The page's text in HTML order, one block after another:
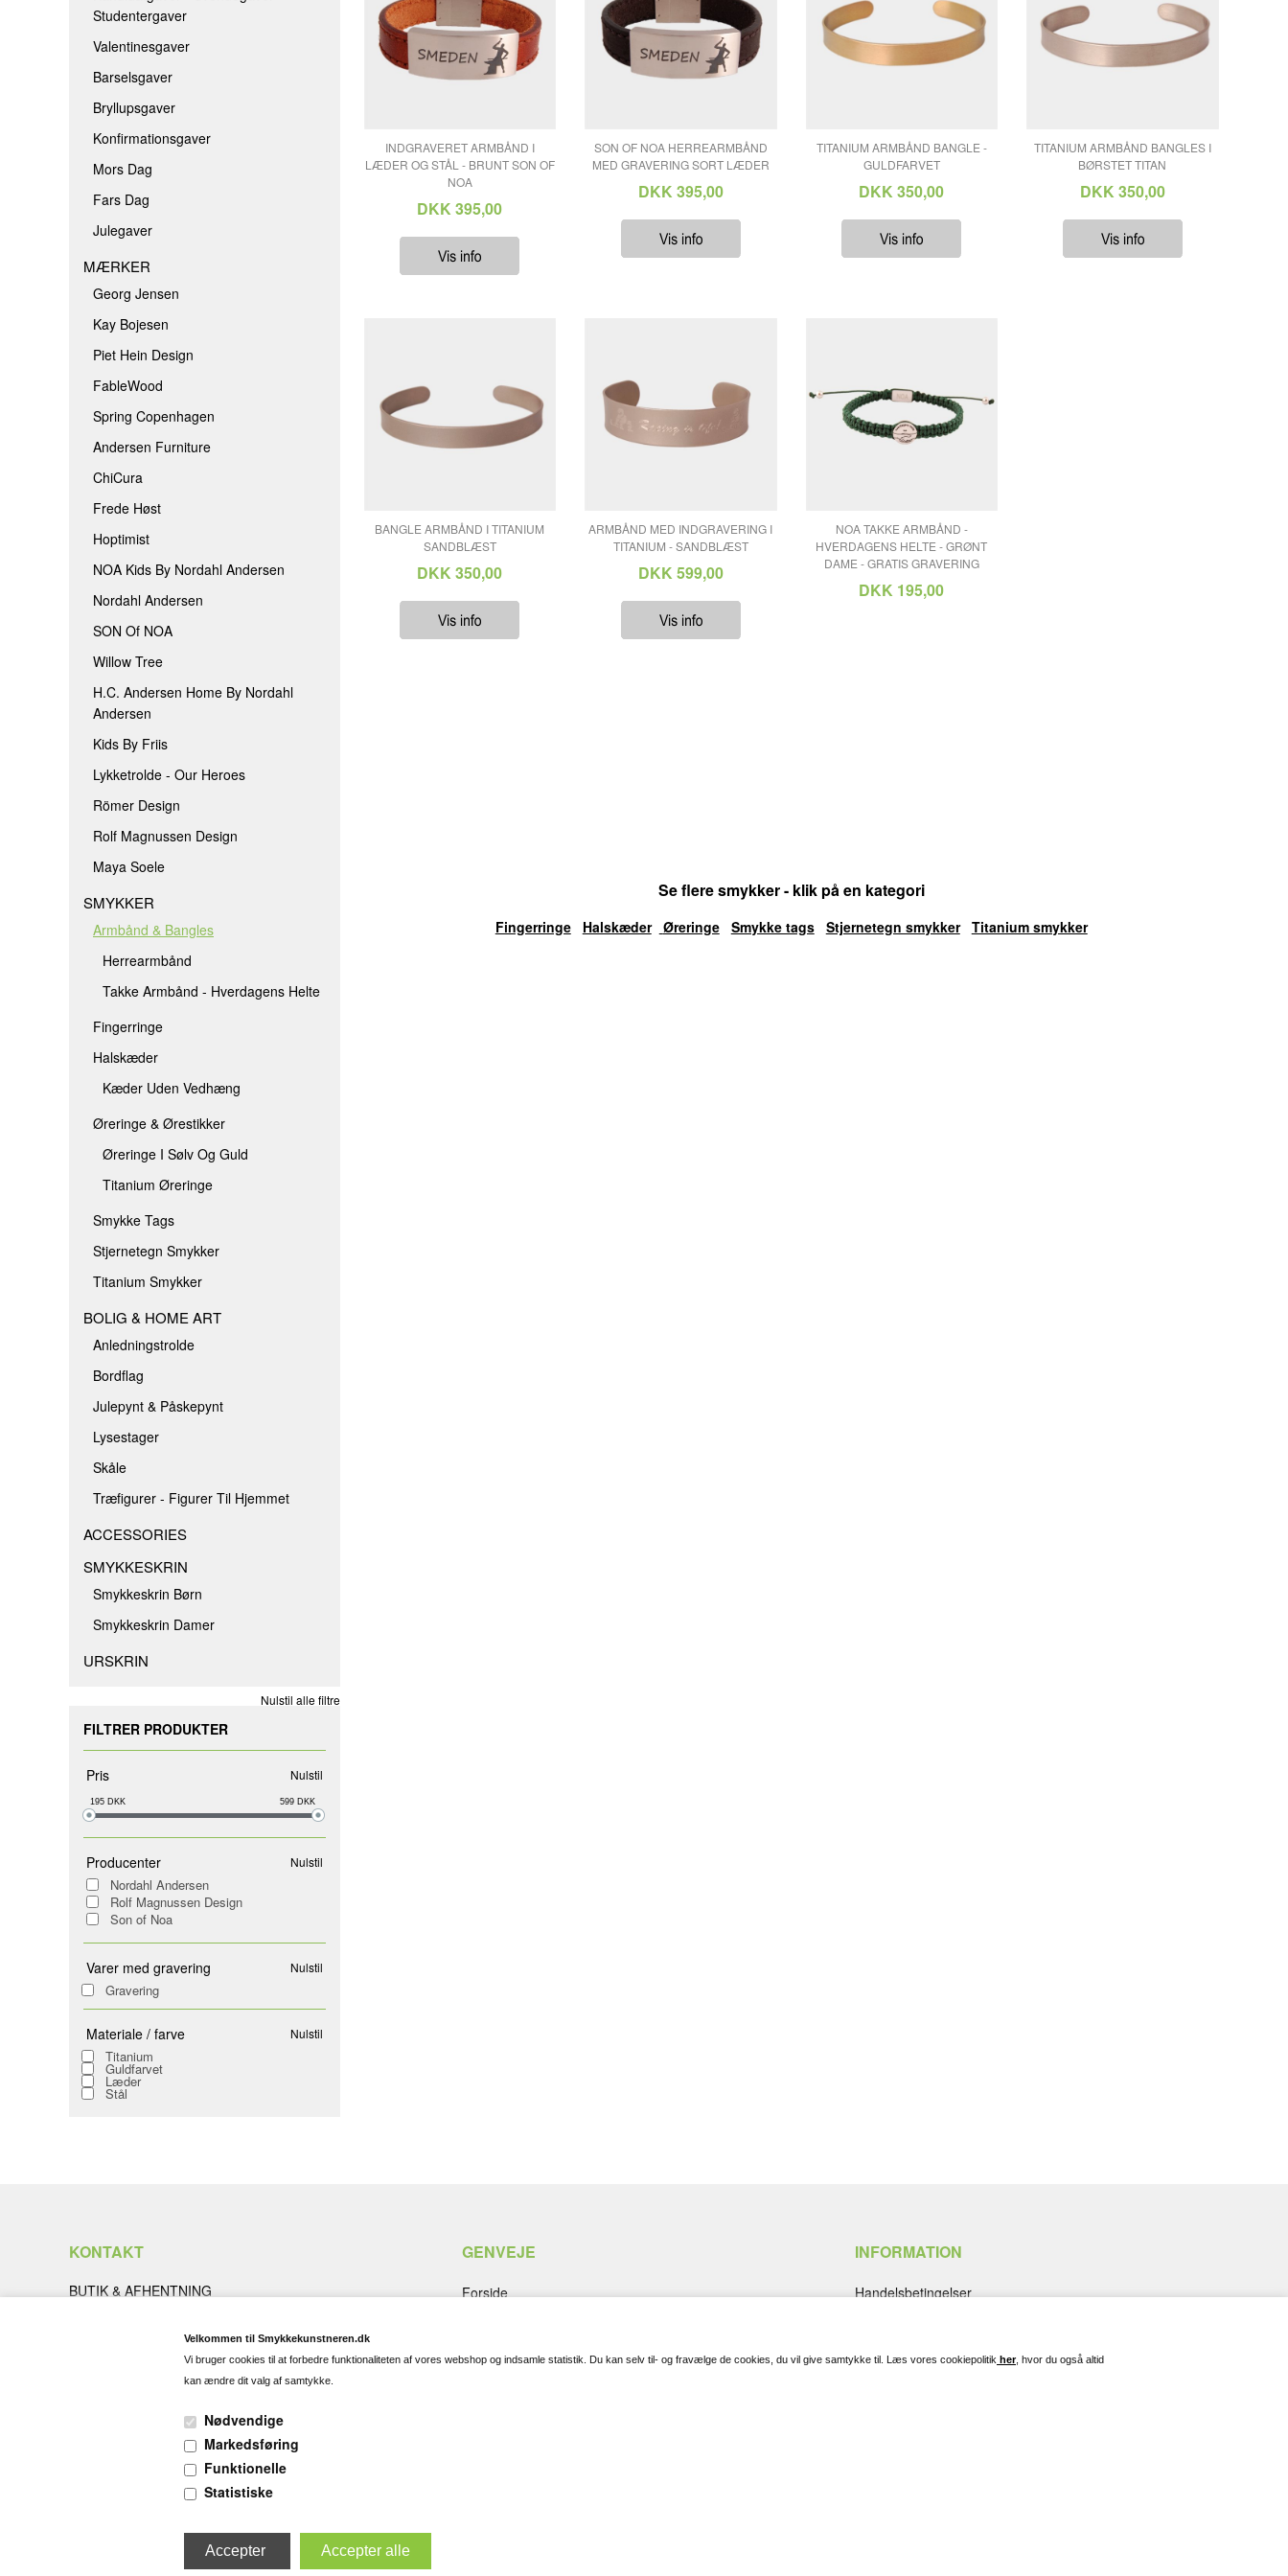
Velkommen til Smykkekunstneren.dk
Vi bruger cookies til at forbedre funktionaliteten af vores webshop og indsamle statistik. Du kan selv til- og fravælge de cookies, du vil give samtykke til. Læs vores cookiepolitik her, hvor du også altid
kan ændre dit valg af samtykke.
Nødvendige
Markedsføring
Funktionelle
Statistiske
NOA KIDS BY NORDAHL ANDERSEN
NORDAHL ANDERSEN
H.C. ANDERSEN HOME BY NORDAHL ANDERSEN
KIDS BY FRIIS
LYKKETROLDE - OUR HEROES
Studentergaver
Valentinesgaver
Barselsgaver
Bryllupsgaver
Konfirmationsgaver
Mors Dag
Fars Dag
Julegaver
MÆRKER
Georg Jensen
Kay Bojesen
Piet Hein Design
FableWood
Spring Copenhagen
Andersen Furniture
ChiCura
Frede Høst
Hoptimist
NOA Kids By Nordahl Andersen
Nordahl Andersen
SON Of NOA
Willow Tree
H.C. Andersen Home By Nordahl
Andersen
Kids By Friis
Lykketrolde - Our Heroes
Römer Design
Rolf Magnussen Design
Maya Soele
SMYKKER
Armbånd & Bangles
Herrearmbånd
Takke Armbånd - Hverdagens Helte
Fingerringe
Halskæder
Kæder Uden Vedhæng
Øreringe & Ørestikker
Øreringe I Sølv Og Guld
Titanium Øreringe
Smykke Tags
Stjernetegn Smykker
Titanium Smykker
BOLIG & HOME ART
Anledningstrolde
Bordflag
Julepynt & Påskepynt
Lysestager
Skåle
Træfigurer - Figurer Til Hjemmet
ACCESSORIES
SMYKKESKRIN
Smykkeskrin Børn
Smykkeskrin Damer
URSKRIN
FILTRER PRODUKTER
Nulstil alle filtre
Pris Nulstil
195 DKK 599 DKK
Producenter Nulstil
Nordahl Andersen
Rolf Magnussen Design
Son of Noa
Varer med gravering Nulstil
Gravering
Materiale / farve Nulstil
Titanium
Guldfarvet
Læder
Stål
INDGRAVERET ARMBÅND I
LÆDER OG STÅL - BRUNT SON OF
NOA
DKK 395,00
SON OF NOA HERREARMBÅND
MED GRAVERING SORT LÆDER
DKK 395,00
TITANIUM ARMBÅND BANGLE -
GULDFARVET
DKK 350,00
TITANIUM ARMBÅND BANGLES I
BØRSTET TITAN
DKK 350,00
BANGLE ARMBÅND I TITANIUM
SANDBLÆST
DKK 350,00
ARMBÅND MED INDGRAVERING I
TITANIUM - SANDBLÆST
DKK 599,00
NOA TAKKE ARMBÅND -
HVERDAGENS HELTE - GRØNT
DAME - GRATIS GRAVERING
DKK 195,00
Se flere smykker - klik på en kategori
Fingerringe Halskæder Øreringe Smykke tags ​Stjernetegn smykker Titanium smykker
KONTAKT
BUTIK & AFHENTNING
Tirsdag-fredag kl. 10.30-17.00
Lørdage kl. 10.00-13.00
Mail kontakt@smykkekunstneren.com
Smykkekunstneren.dk
V/ Rolf Magnussen Design ApS
Taarnfalkevej 18, 2650 Hvidovre
GENVEJE
Forside
Studentergaver
INFORMATION
Handelsbetingelser
Kontakt og Spørgsmål